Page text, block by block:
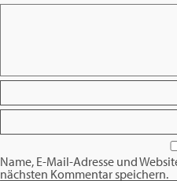
Name, E-Mail-Adresse und
nächsten Kommentar speichern.